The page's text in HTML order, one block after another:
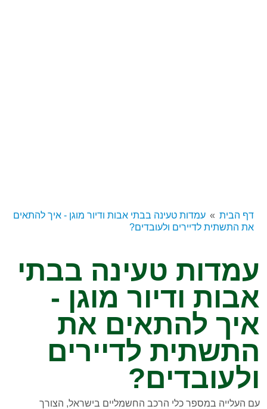
דף הבית
עמדות טעינה בבתי אבות ודיור מוגן - איך להתאים
את התשתית לדיירים ולעובדים?
עמדות טעינה בבתי
אבות ודיור מוגן -
איך להתאים את
התשתית לדיירים
ולעובדים?
עם העלייה במספר כלי הרכב החשמליים בישראל, הצורך